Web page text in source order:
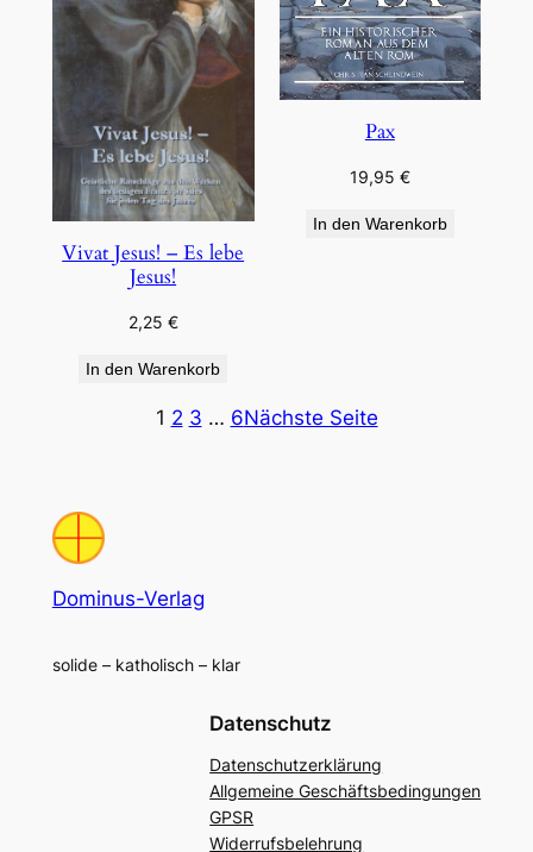
Vivat Jesus! – Es lebe
Jesus!
2,25 €
In den Warenkorb
Pax
19,95 €
In den Warenkorb
1 2 3 … 6Nächste Seite
Dominus-Verlag
solide – katholisch – klar
Datenschutz
Datenschutzerklärung
Allgemeine Geschäftsbedingungen
GPSR
Widerrufsbelehrung